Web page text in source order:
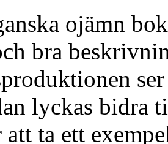
ojämn
bra
lyckas bidra
ta ett